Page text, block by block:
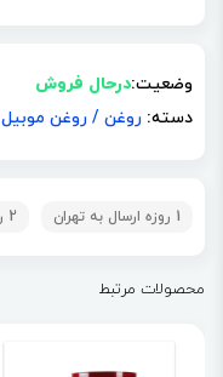
وضعیت:درحال فروش
دسته: روغن / روغن موبیل
1 روزه ارسال به تهران 2 روزه ارسال به شهرستانها
محصولات مرتبط